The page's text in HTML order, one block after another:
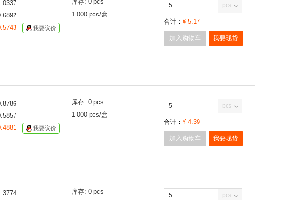
我要议价
库存: 0 pcs
1,000 pcs/盒
pcs
合计： ¥ 5.17
加入购物车 我要现货
我要议价
库存: 0 pcs
1,000 pcs/盒
pcs
合计： ¥ 4.39
加入购物车 我要现货
库存: 0 pcs
pcs